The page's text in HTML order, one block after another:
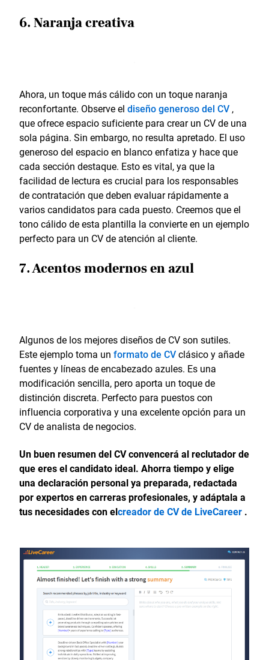
6. Naranja creativa
Ahora, un toque más cálido con un toque naranja
reconfortante. Observe el diseño generoso del CV ,
que ofrece espacio suficiente para crear un CV de una
sola página. Sin embargo, no resulta apretado. El uso
generoso del espacio en blanco enfatiza y hace que
cada sección destaque. Esto es vital, ya que la
facilidad de lectura es crucial para los responsables
de contratación que deben evaluar rápidamente a
varios candidatos para cada puesto. Creemos que el
tono cálido de esta plantilla la convierte en un ejemplo
perfecto para un CV de atención al cliente.
7. Acentos modernos en azul
Algunos de los mejores diseños de CV son sutiles.
Este ejemplo toma un formato de CVclásico y añade
fuentes y líneas de encabezado azules. Es una
modificación sencilla, pero aporta un toque de
distinción discreta. Perfecto para puestos con
influencia corporativa y una excelente opción para un
CV de analista de negocios.
Un buen resumen del CV convencerá al reclutador de
que eres el candidato ideal. Ahorra tiempo y elige
una declaración personal ya preparada, redactada
por expertos en carreras profesionales, y adáptala a
tus necesidades con elcreador de CV de LiveCareer .